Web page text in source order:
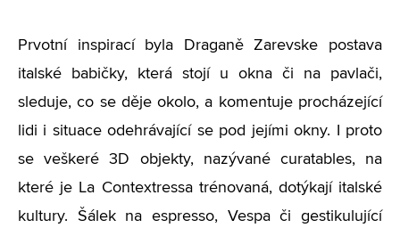
Prvotní inspirací byla Draganě Zarevske postava
italské babičky, která stojí u okna či na pavlači,
sleduje, co se děje okolo, a komentuje procházející
lidi i situace odehrávající se pod jejími okny. I proto
se veškeré 3D objekty, nazývané curatables, na
které je La Contextressa trénovaná, dotýkají italské
kultury. Šálek na espresso, Vespa či gestikulující